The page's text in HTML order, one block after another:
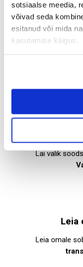
sotsiaalse meedia,
võivad seda
esitanud või mida
kasutamise käigus.
Kasutuskohad:
Teede
Betoonisegudes
Asfaltsegudes
Lai valik
Leia
Leia omale